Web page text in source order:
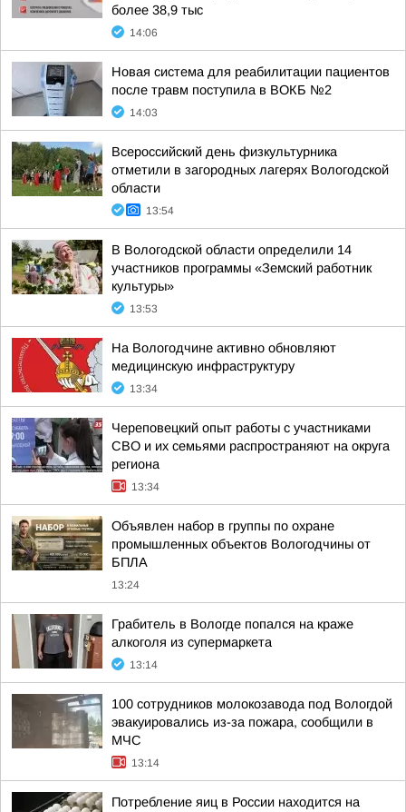
более 38,9 тыс
14:06
Новая система для реабилитации пациентов
после травм поступила в ВОКБ №2
14:03
Всероссийский день физкультурника
отметили в загородных лагерях Вологодской
области
13:54
В Вологодской области определили 14
участников программы «Земский работник
культуры»
13:53
На Вологодчине активно обновляют
медицинскую инфраструктуру
13:34
Череповецкий опыт работы с участниками
СВО и их семьями распространяют на округа
региона
13:34
Объявлен набор в группы по охране
промышленных объектов Вологодчины от
БПЛА
13:24
Грабитель в Вологде попался на краже
алкоголя из супермаркета
13:14
100 сотрудников молокозавода под Вологдой
эвакуировались из-за пожара, сообщили в
МЧС
13:14
Потребление яиц в России находится на